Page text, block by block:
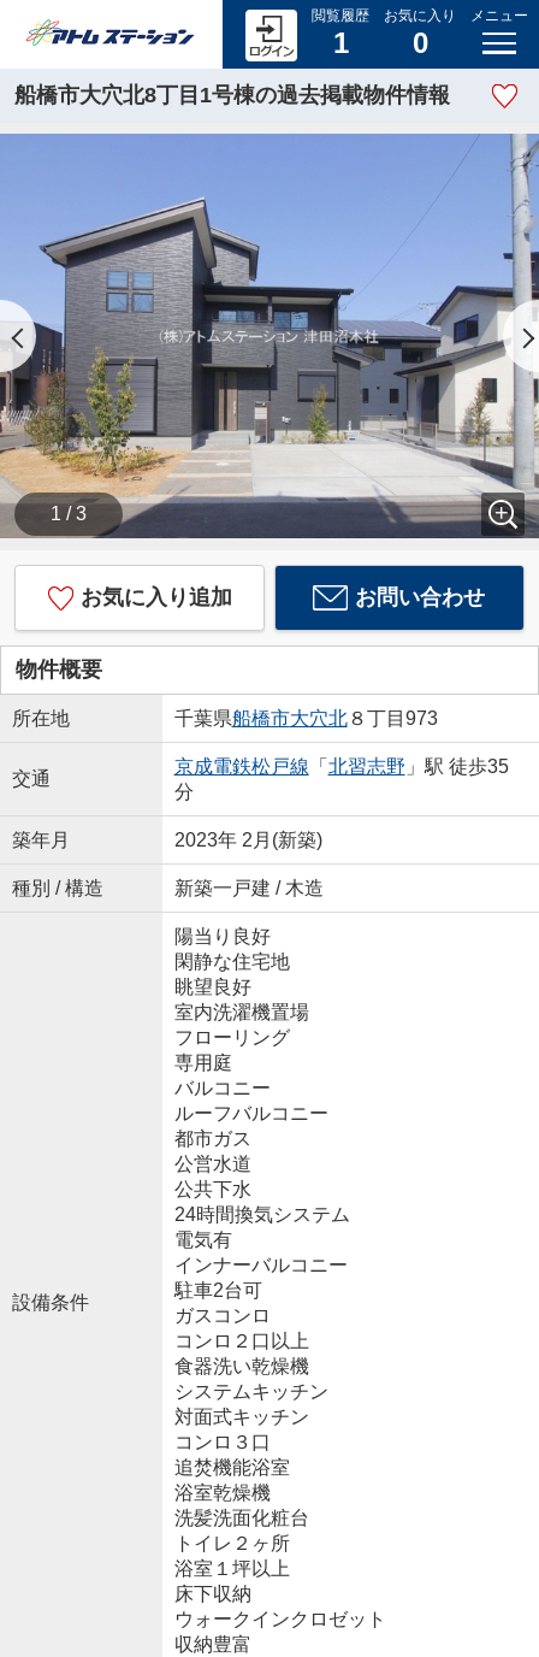
閲覧履歴
1
お気に入り
0
メニュー
船橋市大穴北8丁目1号棟の過去掲載物件情報
1 / 3
お気に入り追加 お問い合わせ
物件概要
所在地 千葉県船橋市大穴北８丁目973
交通
京成電鉄松戸線 「 北習志野 」駅 徒歩35
分
築年月 2023年 2月(新築)
種別 / 構造 新築一戸建 / 木造
設備条件
陽当り良好
閑静な住宅地
眺望良好
室内洗濯機置場
フローリング
専用庭
バルコニー
ルーフバルコニー
都市ガス
公営水道
公共下水
24時間換気システム
電気有
インナーバルコニー
駐車2台可
ガスコンロ
コンロ２口以上
食器洗い乾燥機
システムキッチン
対面式キッチン
コンロ３口
追焚機能浴室
浴室乾燥機
洗髪洗面化粧台
トイレ２ヶ所
浴室１坪以上
床下収納
ウォークインクロゼット
収納豊富